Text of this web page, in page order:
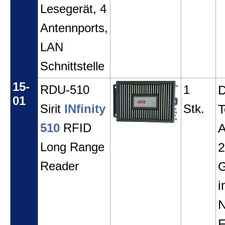
Lesegerät, 4
Antennports,
LAN
Schnittstelle
15-
01
RDU-510
Sirit INfinity
510 RFID
Long Range
Reader
1
Stk.